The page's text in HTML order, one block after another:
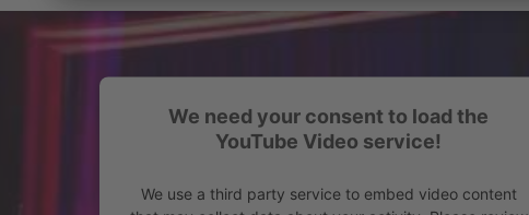
We need your consent to load the
YouTube Video service!
We use a third party service to embed video content